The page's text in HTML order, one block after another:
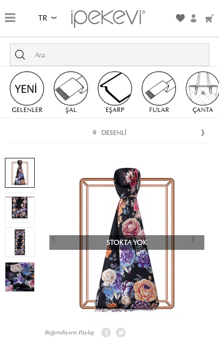
TR
GELENLER ŞAL EŞARP FULAR ÇANTA
DESENLI
STOKTA YOK
Beğendiysen Paylaş